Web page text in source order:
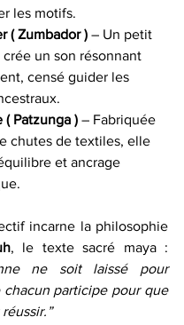
les motifs.
( Zumbador ) – Un petit
un son résonnant
censé guider les
( Patzunga ) – Fabriquée
chutes de textiles, elle
et ancrage
incarne la philosophie
ne soit laissé pour
participe pour que
”